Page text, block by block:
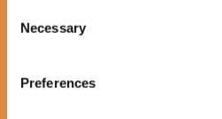
Selection
Necessary
Preferences
Travelling bv
ondergebracht bij United Travel
Calamiteitenfonds en SGR 3642). U